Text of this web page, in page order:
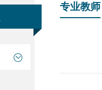
专业教师